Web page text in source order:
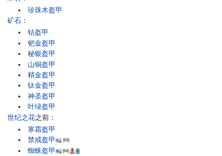
珍珠木盔甲
矿石 ：
钴盔甲
钯金盔甲
秘银盔甲
山铜盔甲
精金盔甲
钛金盔甲
神圣盔甲
叶绿盔甲
世纪之花之前：
寒霜盔甲
禁戒盔甲
蜘蛛盔甲